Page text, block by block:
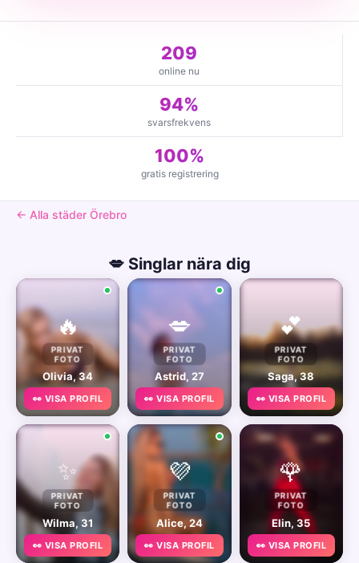
209
online nu
94%
svarsfrekvens
100%
gratis registrering
← Alla städer Örebro
💋 Singlar nära dig
🔥
PRIVAT
FOTO
Olivia, 34
👀 VISA PROFIL
💋
PRIVAT
FOTO
Astrid, 27
👀 VISA PROFIL
💕
PRIVAT
FOTO
Saga, 38
👀 VISA PROFIL
✨
PRIVAT
FOTO
Wilma, 31
👀 VISA PROFIL
💜
PRIVAT
FOTO
Alice, 24
👀 VISA PROFIL
🌹
PRIVAT
FOTO
Elin, 35
👀 VISA PROFIL